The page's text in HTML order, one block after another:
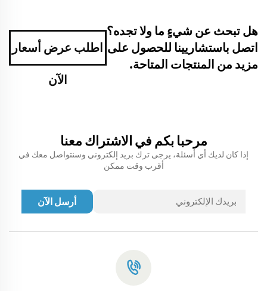
هل تبحث عن شيءٍ ما ولا تجده؟
اتصل باستشاريينا للحصول على
مزيد من المنتجات المتاحة.
اطلب عرض أسعار
الآن
مرحبا بكم في الاشتراك معنا
إذا كان لديك أي أسئلة، يرجى ترك بريد إلكتروني وسنتواصل معك في
أقرب وقت ممكن
أرسل الآن